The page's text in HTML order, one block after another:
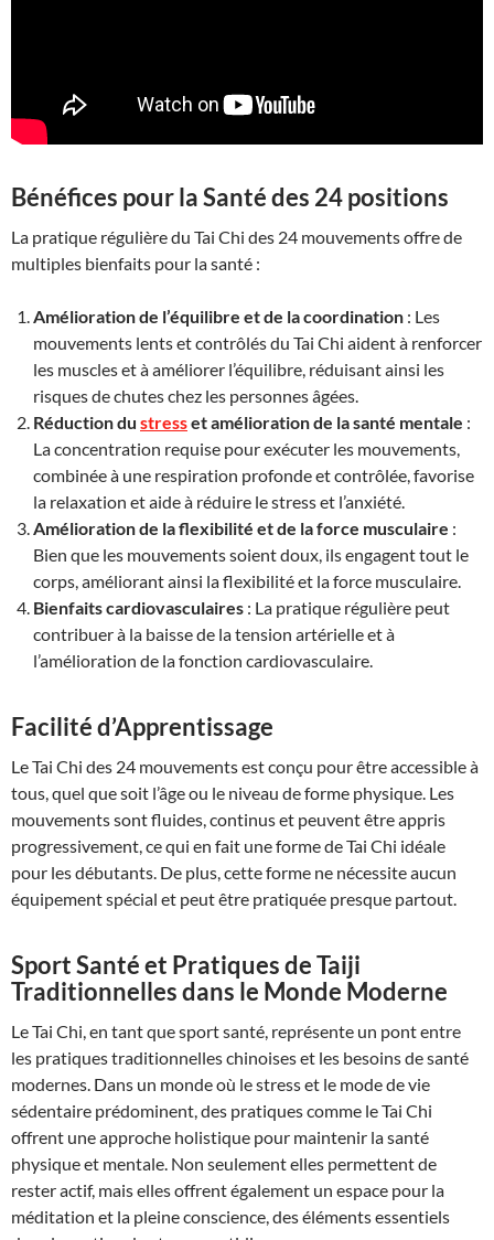
Bénéfices pour la Santé des 24 positions
La pratique régulière du Tai Chi des 24 mouvements offre de
multiples bienfaits pour la santé :
Amélioration de l’équilibre et de la coordination : Les
mouvements lents et contrôlés du Tai Chi aident à renforcer
les muscles et à améliorer l’équilibre, réduisant ainsi les
risques de chutes chez les personnes âgées.
Réduction du stresset amélioration de la santé mentale :
La concentration requise pour exécuter les mouvements,
combinée à une respiration profonde et contrôlée, favorise
la relaxation et aide à réduire le stress et l’anxiété.
Amélioration de la flexibilité et de la force musculaire :
Bien que les mouvements soient doux, ils engagent tout le
corps, améliorant ainsi la flexibilité et la force musculaire.
Bienfaits cardiovasculaires : La pratique régulière peut
contribuer à la baisse de la tension artérielle et à
l’amélioration de la fonction cardiovasculaire.
Facilité d’Apprentissage
Le Tai Chi des 24 mouvements est conçu pour être accessible à
tous, quel que soit l’âge ou le niveau de forme physique. Les
mouvements sont fluides, continus et peuvent être appris
progressivement, ce qui en fait une forme de Tai Chi idéale
pour les débutants. De plus, cette forme ne nécessite aucun
équipement spécial et peut être pratiquée presque partout.
Sport Santé et Pratiques de Taiji
Traditionnelles dans le Monde Moderne
Le Tai Chi, en tant que sport santé, représente un pont entre
les pratiques traditionnelles chinoises et les besoins de santé
modernes. Dans un monde où le stress et le mode de vie
sédentaire prédominent, des pratiques comme le Tai Chi
offrent une approche holistique pour maintenir la santé
physique et mentale. Non seulement elles permettent de
rester actif, mais elles offrent également un espace pour la
méditation et la pleine conscience, des éléments essentiels